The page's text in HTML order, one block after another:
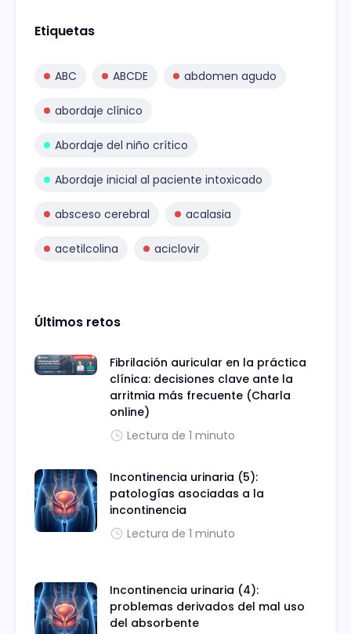
Etiquetas
ABC ABCDE abdomen agudo
abordaje clínico
Abordaje del niño crítico
Abordaje inicial al paciente intoxicado
absceso cerebral acalasia
acetilcolina aciclovir
Últimos retos
Fibrilación auricular en la práctica
clínica: decisiones clave ante la
arritmia más frecuente (Charla
online)
Lectura de 1 minuto
Incontinencia urinaria (5):
patologías asociadas a la
incontinencia
Lectura de 1 minuto
Incontinencia urinaria (4):
problemas derivados del mal uso
del absorbente